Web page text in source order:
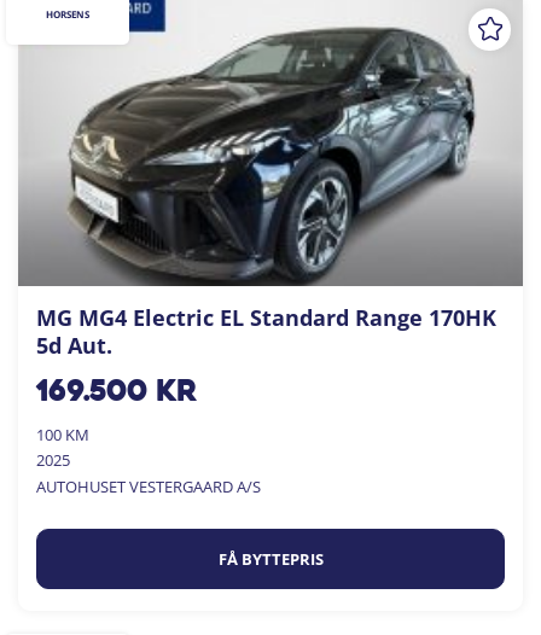
MG MG4 Electric EL Standard Range 170HK
5d Aut.
169.500kr
100 KM
2025
AUTOHUSET VESTERGAARD A/S
FÅ BYTTEPRIS
HORSENS